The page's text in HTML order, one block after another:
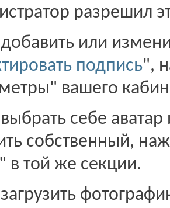
разрешил
или
подпись",
вашего
себе
собственный,
" в той же секции.